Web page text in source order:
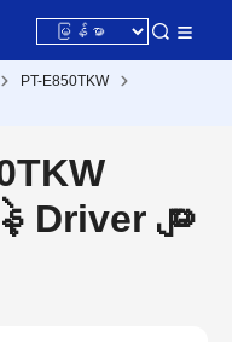
PT-E850TKW
Driver များ